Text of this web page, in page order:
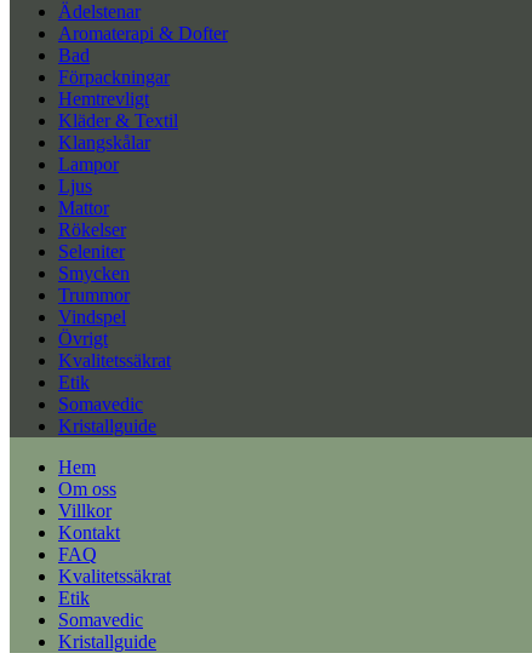
Ädelstenar
Aromaterapi & Dofter
Bad
Förpackningar
Hemtrevligt
Kläder & Textil
Klangskålar
Lampor
Ljus
Mattor
Rökelser
Seleniter
Smycken
Trummor
Vindspel
Övrigt
Kvalitetssäkrat
Etik
Somavedic
Kristallguide
Hem
Om oss
Villkor
Kontakt
FAQ
Kvalitetssäkrat
Etik
Somavedic
Kristallguide